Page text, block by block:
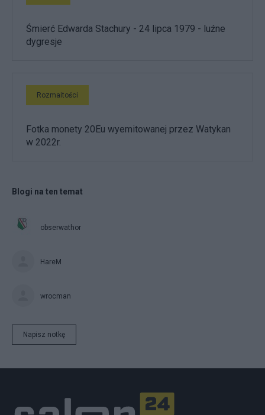
Śmierć Edwarda Stachury - 24 lipca 1979 - luźne
dygresje
Rozmaitości
Fotka monety 20Eu wyemitowanej przez Watykan
w 2022r.
Blogi na ten temat
obserwathor
HareM
wrocman
Napisz notkę